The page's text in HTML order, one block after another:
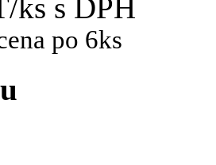
ks s DPH
po 6ks